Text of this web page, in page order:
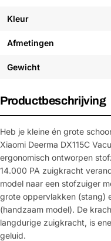
Kleur
Afmetingen
Gewicht
Productbeschrijving
Heb je kleine én grote
Xiaomi Deerma DX115C
ergonomisch ontworpen
14.000 PA zuigkracht
model naar een stofzuiger
grote oppervlakken (stang)
(handzaam model). De
langdurige zuigkracht, is
geluid.